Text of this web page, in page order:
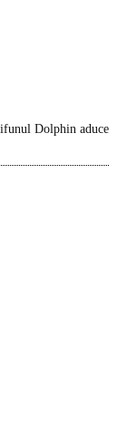
Dolphin aduce